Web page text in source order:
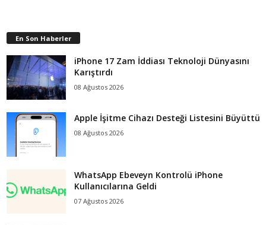
En Son Haberler
iPhone 17 Zam İddiası Teknoloji Dünyasını
Karıştırdı
08 Ağustos 2026
Apple İşitme Cihazı Desteği Listesini Büyüttü
08 Ağustos 2026
WhatsApp Ebeveyn Kontrolü iPhone
Kullanıcılarına Geldi
07 Ağustos 2026